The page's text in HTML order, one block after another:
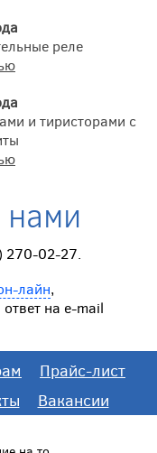
реле
и тиристорами с
нами
270-02-27.
лайн,
на e-mail
Прайс-лист
Вакансии